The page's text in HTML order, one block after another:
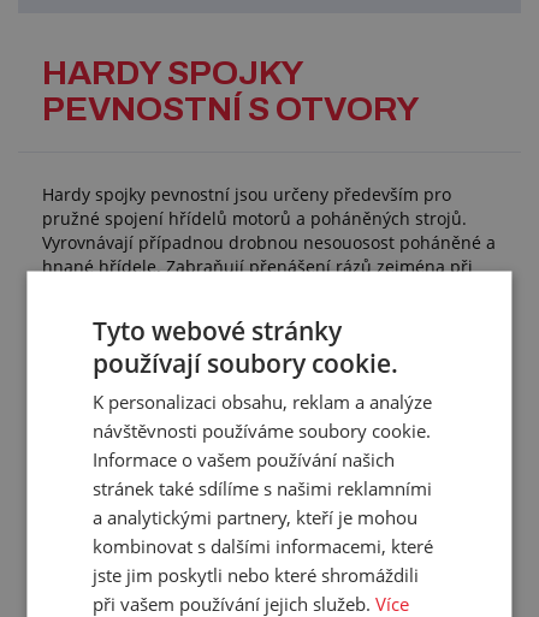
HARDY SPOJKY
PEVNOSTNÍ S OTVORY
Hardy spojky pevnostní jsou určeny především pro
pružné spojení hřídelů motorů a poháněných strojů.
Vyrovnávají případnou drobnou nesouosost poháněné a
hnané hřídele. Zabraňují přenášení rázů zejména při
Použití:
automobilový průmysl
strojírenství
Technické parametry:
přenos výkonu: do 60 kW
provedení: bez armování
materiál: gumová směs a síťová polyamidová vlákna
barva: černá
Tyto webové stránky
používají soubory cookie.
K personalizaci obsahu, reklam a analýze
návštěvnosti používáme soubory cookie.
Informace o vašem používání našich
stránek také sdílíme s našimi reklamními
a analytickými partnery, kteří je mohou
kombinovat s dalšími informacemi, které
jste jim poskytli nebo které shromáždili
při vašem používání jejich služeb.Více